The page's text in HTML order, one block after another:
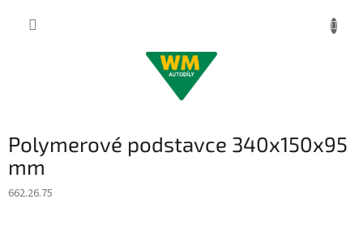
Polymerové podstavce 340x150x95
mm
662.26.75